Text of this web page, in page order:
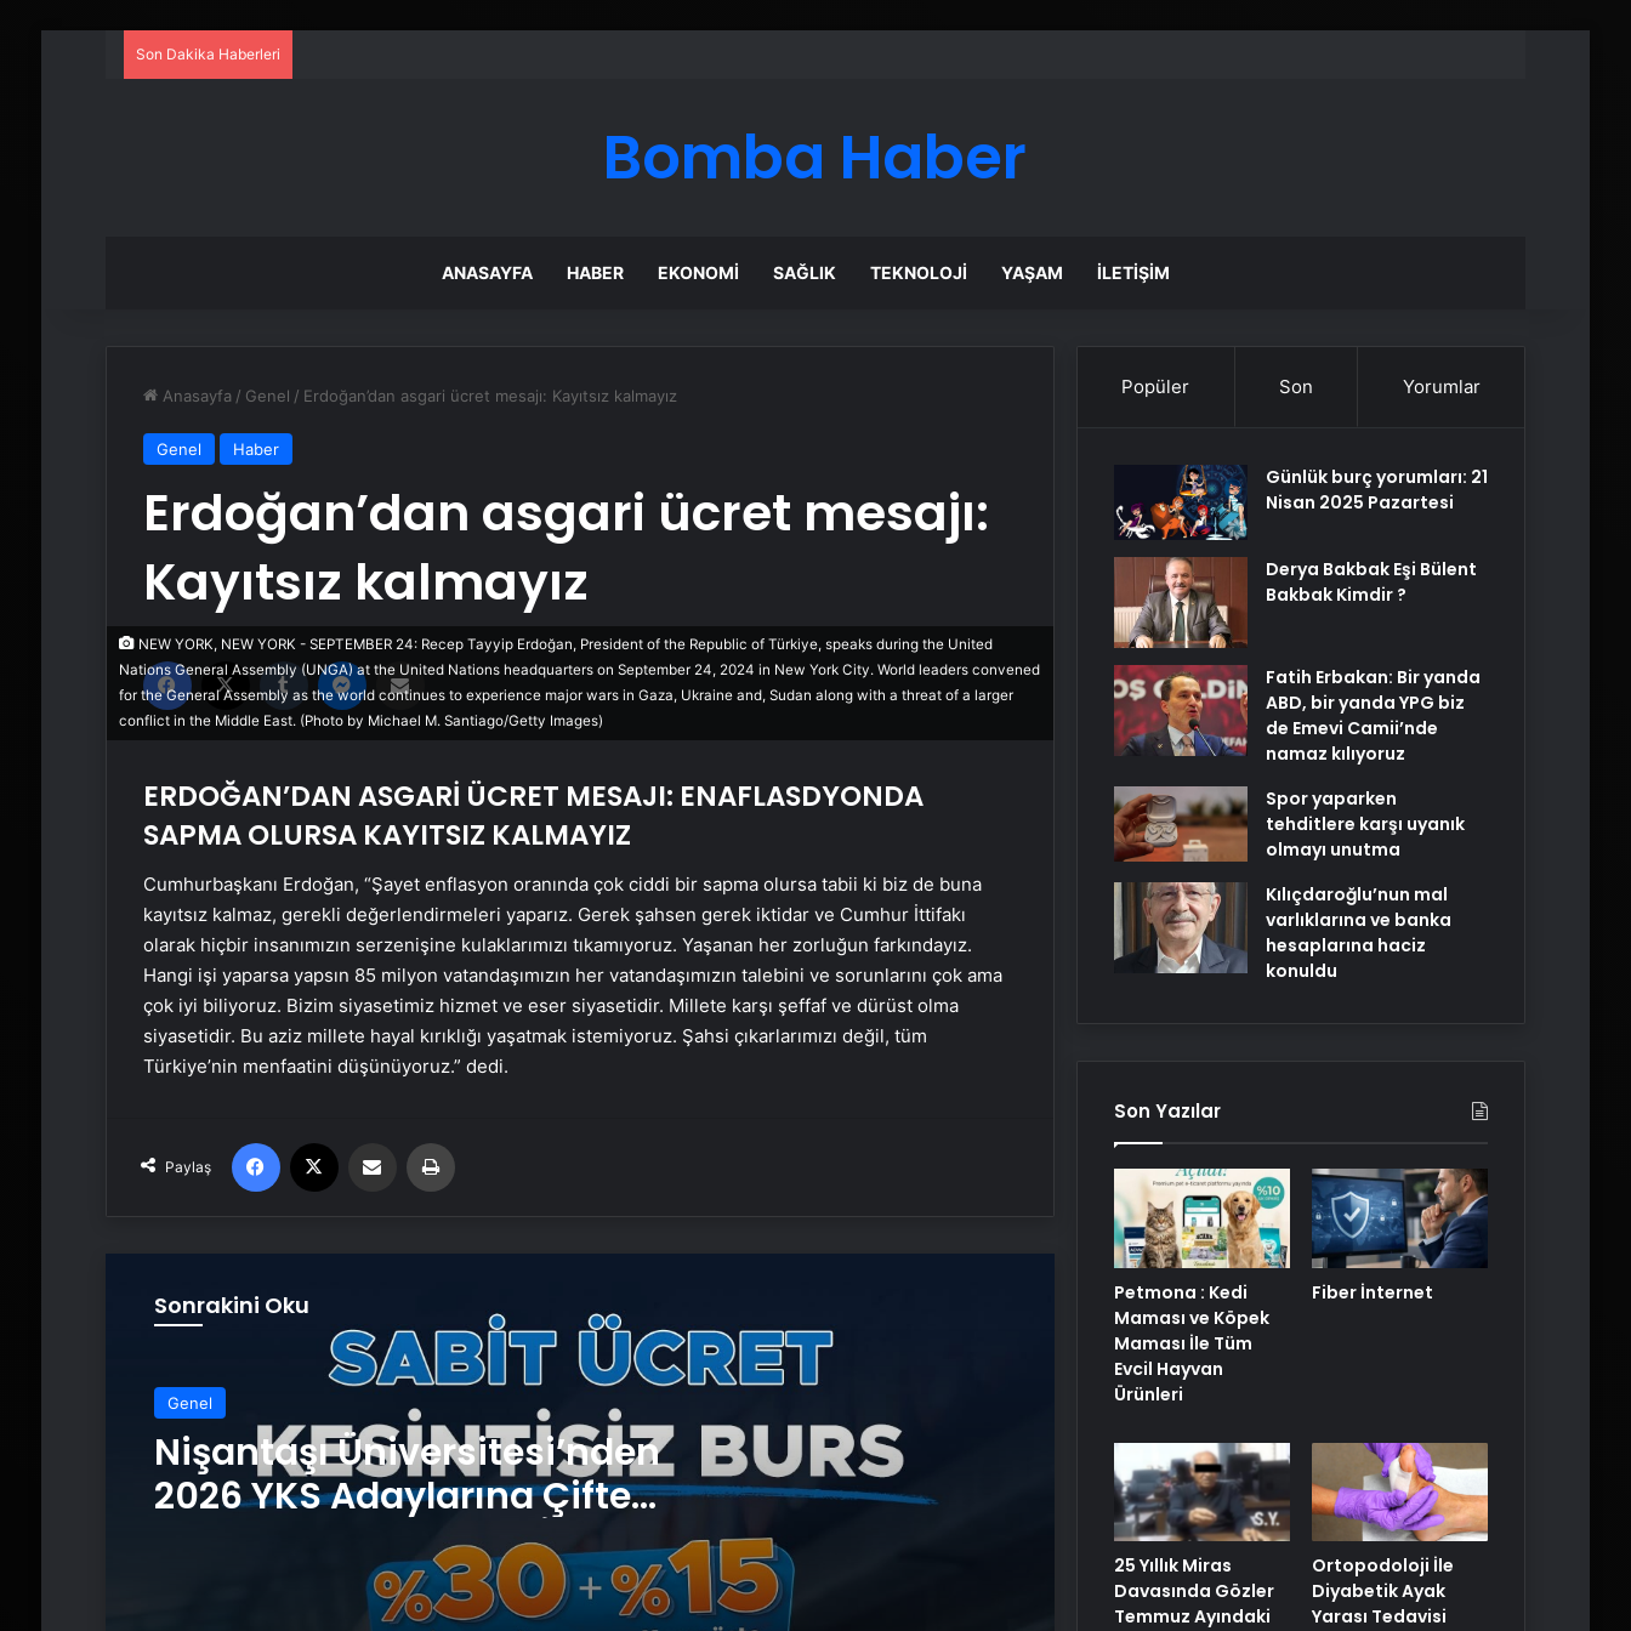
Son Dakika Haberleri
Bomba Haber
ANASAYFA HABER EKONOMI SAĞLIK TEKNOLOJI YAŞAM İLETIŞIM
Anasayfa / Genel / Erdoğan’dan asgari ücret mesajı: Kayıtsız kalmayız
Genel Haber
Erdoğan’dan asgari ücret mesajı:
Kayıtsız kalmayız
Facebook Tumblr Messenger
Email'den paylaş
NEW YORK, NEW YORK - SEPTEMBER 24: Recep Tayyip Erdoğan, President of the Republic of Türkiye, speaks during the United
Nations General Assembly (UNGA) at the United Nations headquarters on September 24, 2024 in New York City. World leaders convened
for the General Assembly as the world continues to experience major wars in Gaza, Ukraine and, Sudan along with a threat of a larger
conflict in the Middle East. (Photo by Michael M. Santiago/Getty Images)
ERDOĞAN’DAN ASGARİ ÜCRET MESAJI: ENAFLASDYONDA
SAPMA OLURSA KAYITSIZ KALMAYIZ
Cumhurbaşkanı Erdoğan, “Şayet enflasyon oranında çok ciddi bir sapma olursa tabii ki biz de buna
kayıtsız kalmaz, gerekli değerlendirmeleri yaparız. Gerek şahsen gerek iktidar ve Cumhur İttifakı
olarak hiçbir insanımızın serzenişine kulaklarımızı tıkamıyoruz. Yaşanan her zorluğun farkındayız.
Hangi işi yaparsa yapsın 85 milyon vatandaşımızın her vatandaşımızın talebini ve sorunlarını çok ama
çok iyi biliyoruz. Bizim siyasetimiz hizmet ve eser siyasetidir. Millete karşı şeffaf ve dürüst olma
siyasetidir. Bu aziz millete hayal kırıklığı yaşatmak istemiyoruz. Şahsi çıkarlarımızı değil, tüm
Türkiye’nin menfaatini düşünüyoruz.” dedi.
Paylaş
Facebook Email'den paylaş
Sonrakini Oku
Genel
Nişantaşı Üniversitesi’nden
2026 YKS Adaylarına Çifte
Güvence: Sabit Ücret ve
Kesintisiz Burs
Nişantaşı Üniversitesi’nden 2026 YKS
Adaylarına Çifte Güvence: Sabit
Temmuz Ayındaki Karar
Duruşmasına Çevrildi
Ortopodoloji İle Diyabetik Ayak
Yarası Tedavisi
Nasılnedir.com
Popüler Son Yorumlar
Günlük burç yorumları: 21
Nisan 2025 Pazartesi
Derya Bakbak Eşi Bülent
Bakbak Kimdir ?
Fatih Erbakan: Bir yanda
ABD, bir yanda YPG biz
de Emevi Camii’nde
namaz kılıyoruz
Spor yaparken
tehditlere karşı uyanık
olmayı unutma
Kılıçdaroğlu’nun mal
varlıklarına ve banka
hesaplarına haciz
konuldu
Son Yazılar
Petmona : Kedi
Maması ve Köpek
Maması İle Tüm
Evcil Hayvan
Ürünleri
Fiber İnternet
25 Yıllık Miras
Davasında Gözler
Temmuz Ayındaki
Ortopodoloji İle
Diyabetik Ayak
Yarası Tedavisi